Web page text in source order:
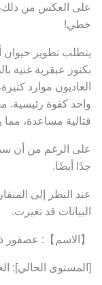
على العكس من
خطي!
يتطلب تطوير
بكنوز عبقرية غنية
العاديون موارد
واحد كقوة رئيسية.
قتالية مساعدة، مما
على الرغم من أن
جدًا أيضًا.
عند النظر إلى
البيانات قد تغيرت.
【الاسم】: عصفور
[المستوى الحالي]: